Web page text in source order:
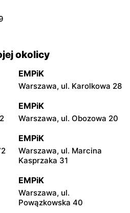
okolicy
EMPiK
Warszawa, ul. Karolkowa 28
EMPiK
Warszawa, ul. Obozowa 20
EMPiK
Warszawa, ul. Marcina
Kasprzaka 31
EMPiK
Warszawa, ul.
Powązkowska 40